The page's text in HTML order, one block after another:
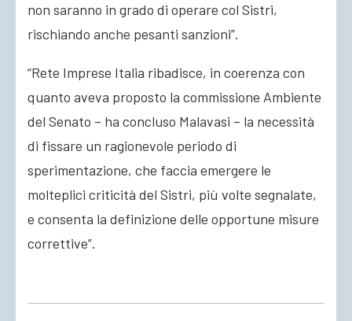
non saranno in grado di operare col Sistri,
rischiando anche pesanti sanzioni”.
“Rete Imprese Italia ribadisce, in coerenza con
quanto aveva proposto la commissione Ambiente
del Senato – ha concluso Malavasi – la necessità
di fissare un ragionevole periodo di
sperimentazione, che faccia emergere le
molteplici criticità del Sistri, più volte segnalate,
e consenta la definizione delle opportune misure
correttive”.